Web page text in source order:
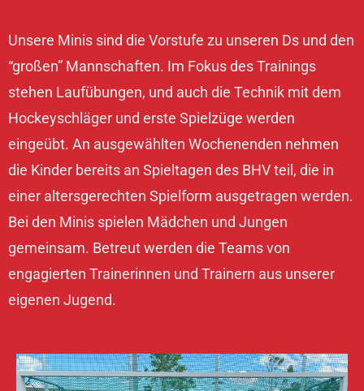
Unsere Minis sind die Vorstufe zu unseren Ds und den
“großen” Mannschaften. Im Fokus des Trainings
stehen Laufübungen, und auch die Technik mit dem
Hockeyschläger und erste Spielzüge werden
eingeübt. An ausgewählten Wochenenden nehmen
die Kinder bereits an Spieltagen des BHV teil, die in
einer altersgerechten Spielform ausgetragen werden.
Bei den Minis spielen Mädchen und Jungen
gemeinsam. Betreut werden die Teams von
engagierten Trainerinnen und Trainern aus unserer
eigenen Jugend.